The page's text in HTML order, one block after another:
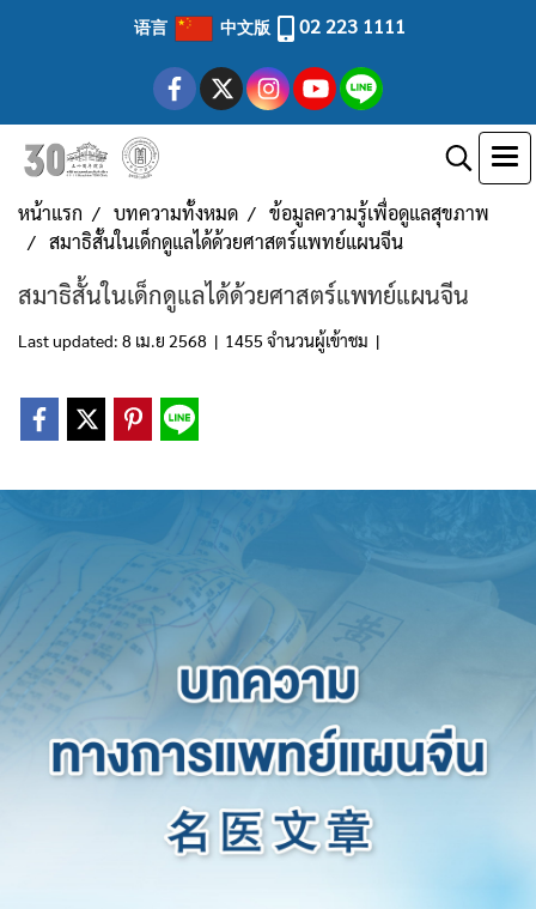
语言 中文版 02 223 1111
หน้าแรก บทความทั้งหมด
ข้อมูลความรู้เพื่อดูแลสุขภาพ
สมาธิสั้นในเด็กดูแลได้ด้วยศาสตร์แพทย์แผนจีน
สมาธิสั้นในเด็กดูแลได้ด้วยศาสตร์แพทย์แผนจีน
Last updated: 8 เม.ย 2568 | 1455 จำนวนผู้เข้าชม |